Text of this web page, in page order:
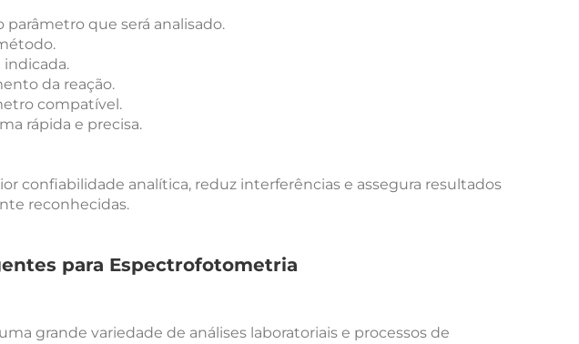
que será analisado.
da reação.
compatível.
rápida e precisa.
confiabilidade analítica, reduz interferências e assegura resultados
reconhecidas.
para Espectrofotometria
grande variedade de análises laboratoriais e processos de